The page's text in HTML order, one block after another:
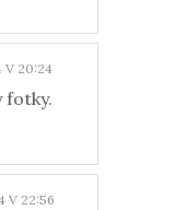
V 20:24
fotky.
V 22:56